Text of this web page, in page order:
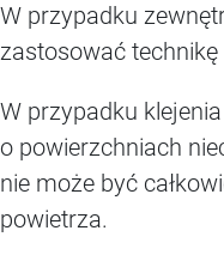
W przypadku
zastosować
W przypadku
o powierzchniach
nie może być
powietrza.